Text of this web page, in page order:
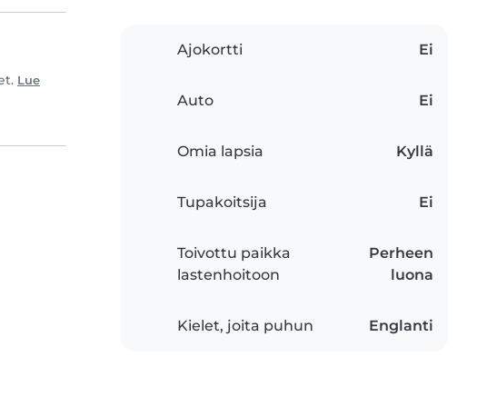
Lue
Ajokortti Ei
Auto Ei
Omia lapsia Kyllä
Tupakoitsija Ei
Toivottu paikka
lastenhoitoon
Perheen
luona
Kielet, joita puhun Englanti